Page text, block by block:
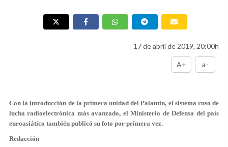
17 de abril de 2019, 20:00h
A+ a-
Con la introducción de la primera unidad del Palantin, el sistema ruso de
lucha radioelectrónica más avanzado, el Ministerio de Defensa del país
euroasiático también publicó su foto por primera vez.
Redacción